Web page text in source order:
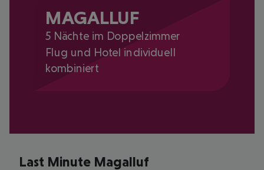
MAGALLUF
5 Nächte im Doppelzimmer
Flug und Hotel individuell
kombiniert
Last Minute Magalluf